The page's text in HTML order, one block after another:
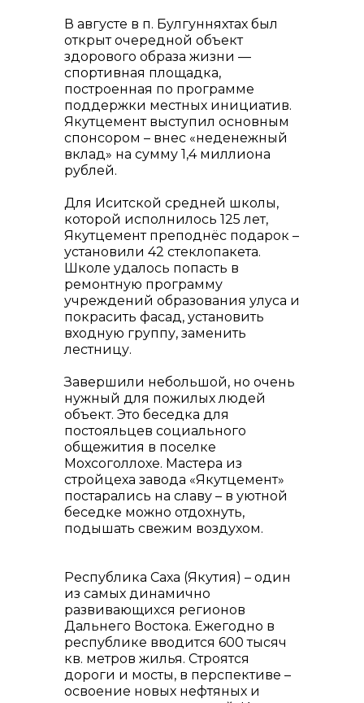
В августе в п. Булгунняхтах был
открыт очередной объект
здорового образа жизни —
спортивная площадка,
построенная по программе
поддержки местных инициатив.
Якутцемент выступил основным
спонсором – внес «неденежный
вклад» на сумму 1,4 миллиона
рублей.
Для Иситской средней школы,
которой исполнилось 125 лет,
Якутцемент преподнёс подарок –
установили 42 стеклопакета.
Школе удалось попасть в
ремонтную программу
учреждений образования улуса и
покрасить фасад, установить
входную группу, заменить
лестницу.
Завершили небольшой, но очень
нужный для пожилых людей
объект. Это беседка для
постояльцев социального
общежития в поселке
Мохсоголлохе. Мастера из
стройцеха завода «Якутцемент»
постарались на славу – в уютной
беседке можно отдохнуть,
подышать свежим воздухом.
Республика Саха (Якутия) – один
из самых динамично
развивающихся регионов
Дальнего Востока. Ежегодно в
республике вводится 600 тысяч
кв. метров жилья. Строятся
дороги и мосты, в перспективе –
освоение новых нефтяных и